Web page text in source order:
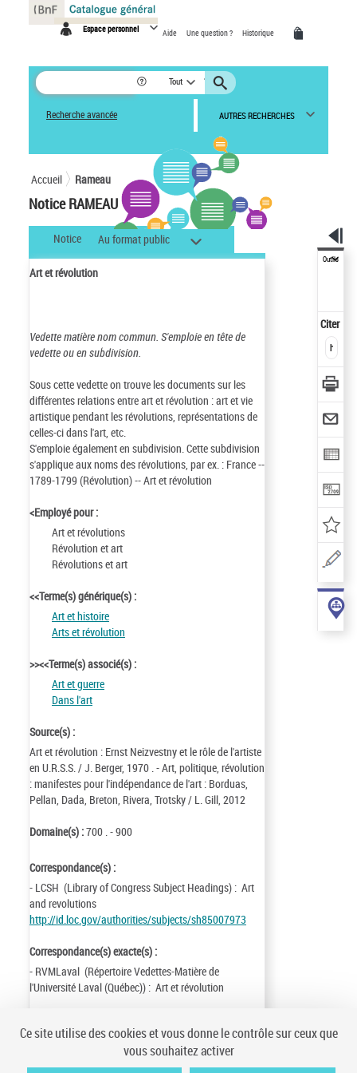
Espace personnel Aide Une question ? Historique
Tout
Recherche avancée AUTRES RECHERCHES
Accueil Rameau
Notice RAMEAU
Notice Au format public
Art et révolution
Vedette matière nom commun. S'emploie en tête de
vedette ou en subdivision.
Sous cette vedette on trouve les documents sur les
différentes relations entre art et révolution : art et vie
artistique pendant les révolutions, représentations de
celles-ci dans l'art, etc.
S'emploie également en subdivision. Cette subdivision
s'applique aux noms des révolutions, par ex. : France --
1789-1799 (Révolution) -- Art et révolution
<Employé pour :
Art et révolutions
Révolution et art
Révolutions et art
<<Terme(s) générique(s) :
Art et histoire
Arts et révolution
>><<Terme(s) associé(s) :
Art et guerre
Dans l'art
Source(s) :
Art et révolution : Ernst Neizvestny et le rôle de l'artiste
en U.R.S.S. / J. Berger, 1970 . - Art, politique, révolution
: manifestes pour l'indépendance de l'art : Borduas,
Pellan, Dada, Breton, Rivera, Trotsky / L. Gill, 2012
Domaine(s) :700 . - 900
Correspondance(s) :
- LCSH (Library of Congress Subject Headings) : Art
and revolutions
http://id.loc.gov/authorities/subjects/sh85007973
Correspondance(s) exacte(s) :
- RVMLaval (Répertoire Vedettes-Matière de
l'Université Laval (Québec)) : Art et révolution
Notice n° :FRBNF11937329
Mise à jour :15/01/19
Outils
Citer
Panneau de gestion des cookies
Ce site utilise des cookies et vous donne le contrôle sur ceux que
vous souhaitez activer